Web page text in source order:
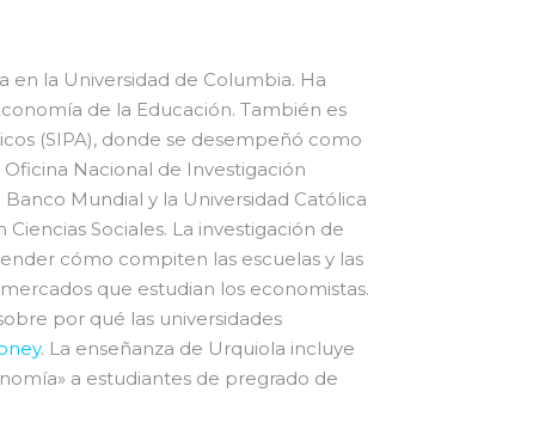
en la Universidad de Columbia. Ha
de la Educación. También es
(SIPA), donde se desempeñó como
Nacional de Investigación
Mundial y la Universidad Católica
Sociales. La investigación de
cómo compiten las escuelas y las
que estudian los economistas.
por qué las universidades
. La enseñanza de Urquiola incluye
a estudiantes de pregrado de